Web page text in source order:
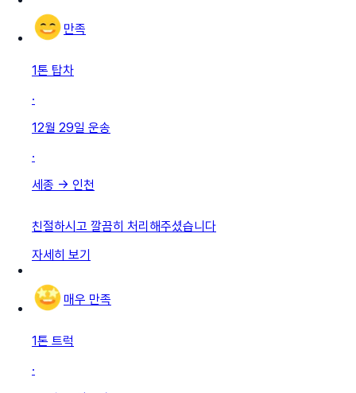
만족
1톤 탑차
·
12월 29일 운송
·
세종 → 인천
친절하시고 깔끔히 처리해주셨습니다
자세히 보기
매우 만족
1톤 트럭
·